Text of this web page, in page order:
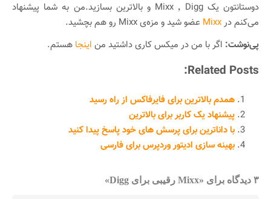
دوستانتون یک Digg ٬ Mixx و بالاترین بسازید.من به شما پیشنهاد
می‌کنم درMixx عضو شید و مزه‌ی Mixx رو هم بچشید.
پی‌نوشت: اگر با من در میکس کاری داشتید من اینجا هستم.
Related Posts:
همدم بالاترین برای فایرفاکس از راه رسید
پیشنهاد یک کاربر برای بالاترین
با داناترین برای پرسش های خود پاسخ پیدا کنید
بهینه سازی ادیتور وردپرس برای فارسی
۳ دیدگاه برای «Mixx رقیبی برای Digg»